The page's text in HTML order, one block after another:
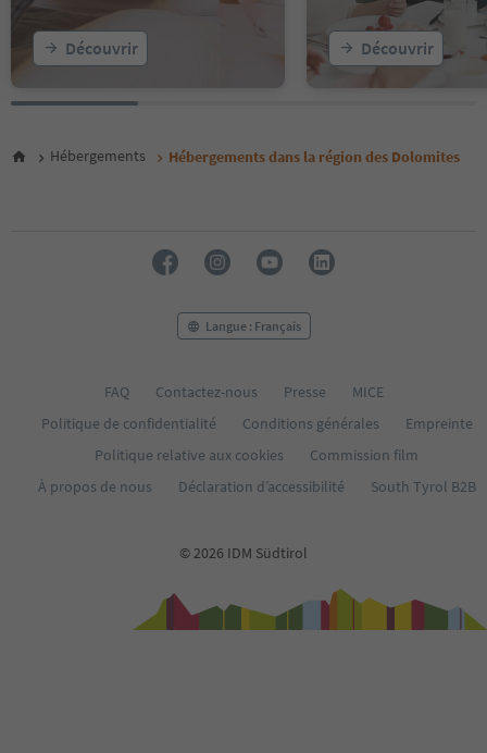
22
23
26
Découvrir Découvrir
Hébergements Hébergements dans la région des Dolomites
Langue : Français
FAQ Contactez-nous Presse
MICE
Politique de confidentialité
Conditions générales
Empreinte
Politique relative aux cookies
Commission film
À propos de nous
Déclaration d’accessibilité South Tyrol B2B
© 2026 IDM Südtirol